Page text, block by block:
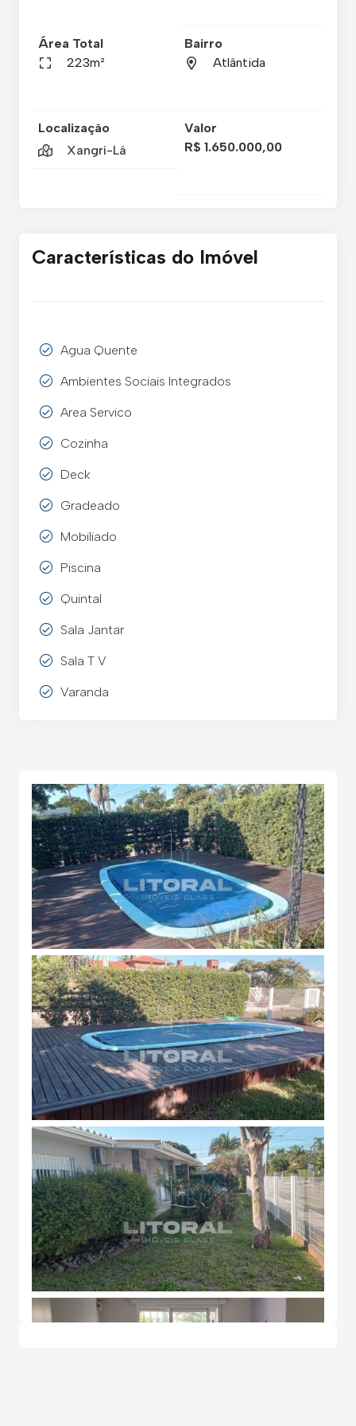
Área Total
223m²
Bairro
Atlântida
Localização
Xangri-Lá
Valor
R$ 1.650.000,00
Características do Imóvel
Agua Quente
Ambientes Sociais Integrados
Area Servico
Cozinha
Deck
Gradeado
Mobiliado
Piscina
Quintal
Sala Jantar
Sala T V
Varanda